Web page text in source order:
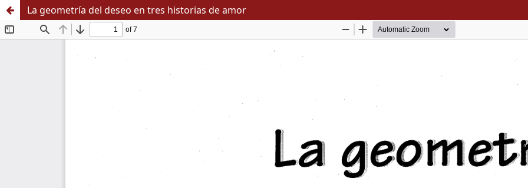
La geometría del deseo en tres historias de amor